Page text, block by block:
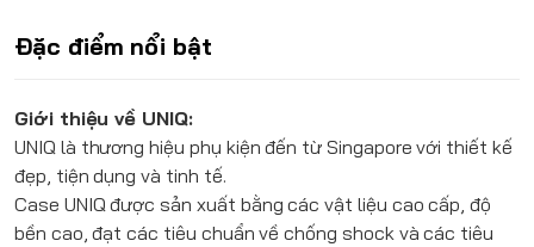
Đặc điểm nổi bật
Giới thiệu về UNIQ:
UNIQ là thương hiệu phụ kiện đến từ Singapore với thiết kế
đẹp, tiện dụng và tinh tế.
Case UNIQđược sản xuất bằng các vật liệu cao cấp, độ
bền cao, đạt các tiêu chuẩn về chống shock và các tiêu